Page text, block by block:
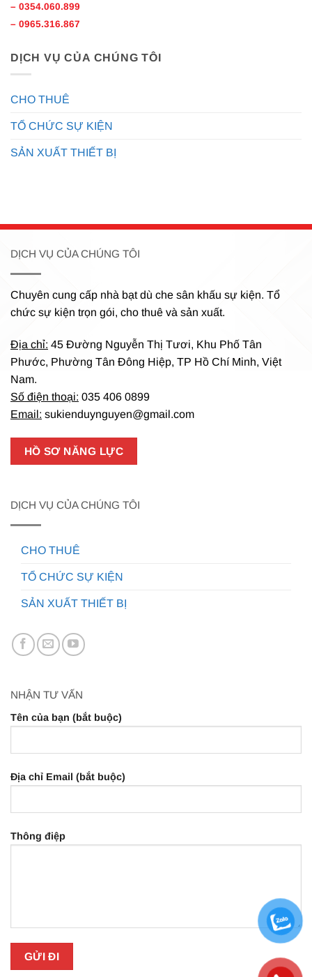
– 0354.060.899
– 0965.316.867
DỊCH VỤ CỦA CHÚNG TÔI
CHO THUÊ
TỔ CHỨC SỰ KIỆN
SẢN XUẤT THIẾT BỊ
DỊCH VỤ CỦA CHÚNG TÔI
Chuyên cung cấp nhà bạt dù che sân khấu sự kiện. Tổ
chức sự kiện trọn gói, cho thuê và sản xuất.
Địa chỉ: 45 Đường Nguyễn Thị Tươi, Khu Phố Tân
Phước, Phường Tân Đông Hiệp, TP Hồ Chí Minh, Việt
Nam.
Số điện thoại: 035 406 0899
Email: sukienduynguyen@gmail.com
HỒ SƠ NĂNG LỰC
DỊCH VỤ CỦA CHÚNG TÔI
CHO THUÊ
TỔ CHỨC SỰ KIỆN
SẢN XUẤT THIẾT BỊ
NHẬN TƯ VẤN
Tên của bạn (bắt buộc)
Địa chỉ Email (bắt buộc)
Thông điệp